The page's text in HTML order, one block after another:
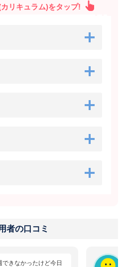
リキュラム)をタップ!
者の口コミ
きなかったけど今日